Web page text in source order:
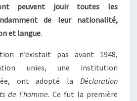
peuvent jouir toutes les
de leur nationalité,
et langue.
n’existait pas avant 1948,
unies, une institution
ont adopté la Déclaration
de l’homme. Ce fut la première